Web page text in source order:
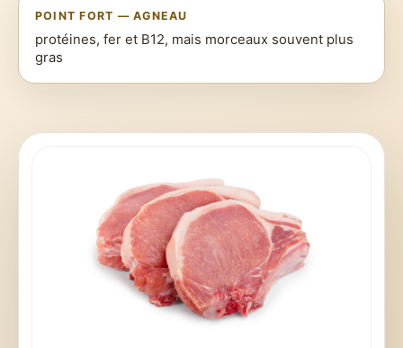
POINT FORT — AGNEAU
protéines, fer et B12, mais morceaux souvent plus
gras